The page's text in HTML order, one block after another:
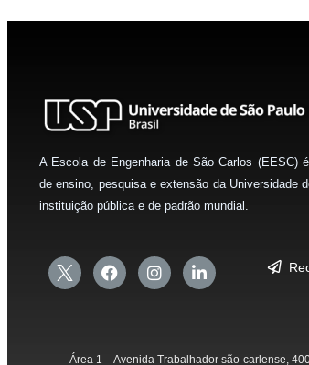
A Escola de Engenharia de São Carlos (EESC)
de ensino, pesquisa e extensão da Universidade
instituição pública e de padrão mundial.
Área 1 – Avenida Trabalhador são-carlense,